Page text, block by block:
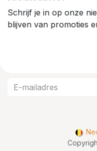
Schrijf je in op onze
blijven van promoties